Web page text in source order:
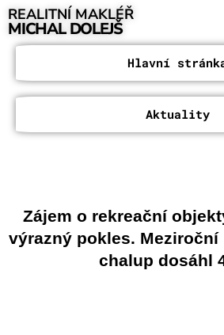
REALITNÍ MAKLÉŘ
MICHAL DOLEJŠ
Hlavní
Aktuality
Zájem o rekreační
výrazný pokles. Meziroční
chalup dosáhl